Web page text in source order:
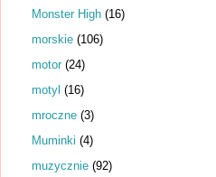
Monster High (16)
morskie (106)
motor (24)
motyl (16)
mroczne (3)
Muminki (4)
muzycznie (92)